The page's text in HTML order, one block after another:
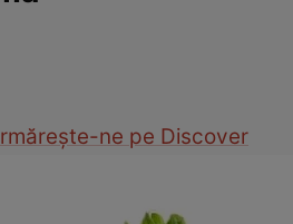
ne pe Discover